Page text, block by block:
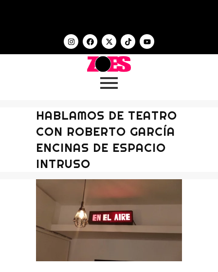
HABLAMOS DE TEATRO
CON ROBERTO GARCÍA
ENCINAS DE ESPACIO
INTRUSO